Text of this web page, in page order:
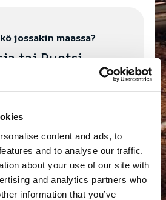
content and ads, to
and to analyse our traffic.
about your use of our site with
and analytics partners who
information that you’ve
jossakin maassa?
tai Ruotsi
Osta opas